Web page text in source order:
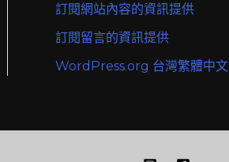
訂閱網站內容的資訊提供
訂閱留言的資訊提供
WordPress.org 台灣繁體中文